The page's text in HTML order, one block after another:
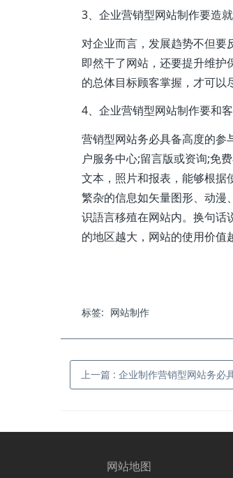
3、企业营销型网站制作要造
对企业而言，发展趋势不但要
即然干了网站，还要提升维
的总体目标顾客掌握，才可以
4、企业营销型网站制作要和
营销型网站务必具备高度的参
户服务中心;留言版或资询;免
文本，照片和报表，能够根据
繁杂的信息如矢量图形、动漫
识語言移殖在网站内。换句话
的地区越大，网站的使用价值
标签: 网站制作
上一篇 :企业制作营销型网站务必具
网站地图